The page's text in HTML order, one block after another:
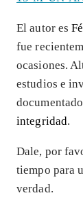
El autor es
fue
ocasiones.
estudios e
integridad.
Dale, por
tiempo para
verdad.